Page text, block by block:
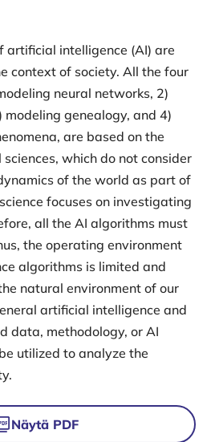
artificial intelligence (AI) are
context of society. All the four
neural networks, 2)
modeling genealogy, and 4)
are based on the
which do not consider
of the world as part of
focuses on investigating
all the AI algorithms must
the operating environment
algorithms is limited and
natural environment of our
artificial intelligence and
data, methodology, or AI
utilized to analyze the
Näytä PDF